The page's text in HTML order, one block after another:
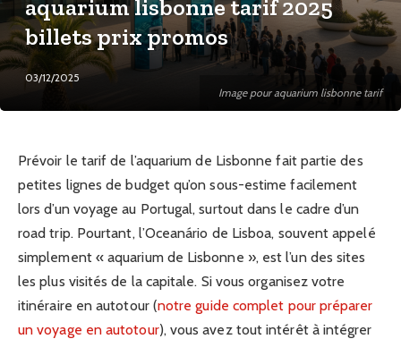
Image pour aquarium lisbonne tarif
aquarium lisbonne tarif 2025
billets prix promos
03/12/2025
Prévoir le tarif de l’aquarium de Lisbonne fait partie des
petites lignes de budget qu’on sous-estime facilement
lors d’un voyage au Portugal, surtout dans le cadre d’un
road trip. Pourtant, l’Oceanário de Lisboa, souvent appelé
simplement « aquarium de Lisbonne », est l’un des sites
les plus visités de la capitale. Si vous organisez votre
itinéraire en autotour (notre guide complet pour préparer
un voyage en autotour), vous avez tout intérêt à intégrer